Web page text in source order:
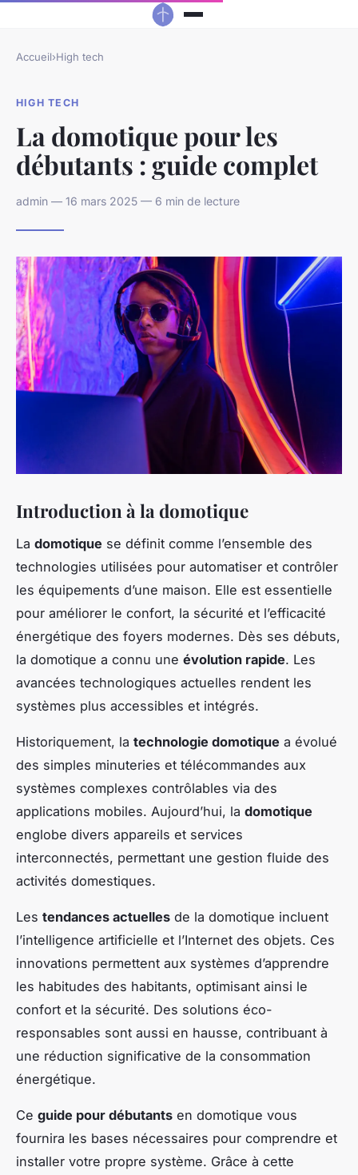
Accueil›High tech
HIGH TECH
La domotique pour les
débutants : guide complet
admin — 16 mars 2025 — 6 min de lecture
Introduction à la domotique
La domotique se définit comme l’ensemble des
technologies utilisées pour automatiser et contrôler
les équipements d’une maison. Elle est essentielle
pour améliorer le confort, la sécurité et l’efficacité
énergétique des foyers modernes. Dès ses débuts,
la domotique a connu une évolution rapide. Les
avancées technologiques actuelles rendent les
systèmes plus accessibles et intégrés.
Historiquement, la technologie domotique a évolué
des simples minuteries et télécommandes aux
systèmes complexes contrôlables via des
applications mobiles. Aujourd’hui, la domotique
englobe divers appareils et services
interconnectés, permettant une gestion fluide des
activités domestiques.
Les tendances actuelles de la domotique incluent
l’intelligence artificielle et l’Internet des objets. Ces
innovations permettent aux systèmes d’apprendre
les habitudes des habitants, optimisant ainsi le
confort et la sécurité. Des solutions éco-
responsables sont aussi en hausse, contribuant à
une réduction significative de la consommation
énergétique.
Ce guide pour débutants en domotique vous
fournira les bases nécessaires pour comprendre et
installer votre propre système. Grâce à cette